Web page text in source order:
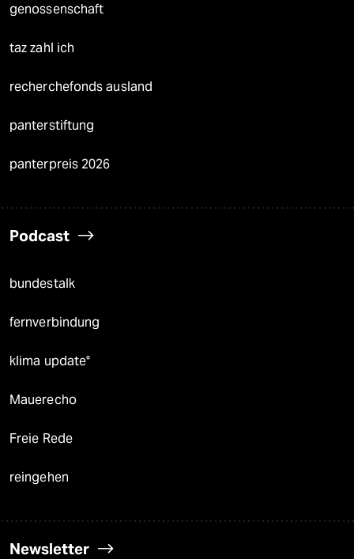
genossenschaft
taz zahl ich
recherchefonds ausland
panterstiftung
panterpreis 2026
Podcast
bundestalk
fernverbindung
klima update°
Mauerecho
Freie Rede
reingehen
Newsletter